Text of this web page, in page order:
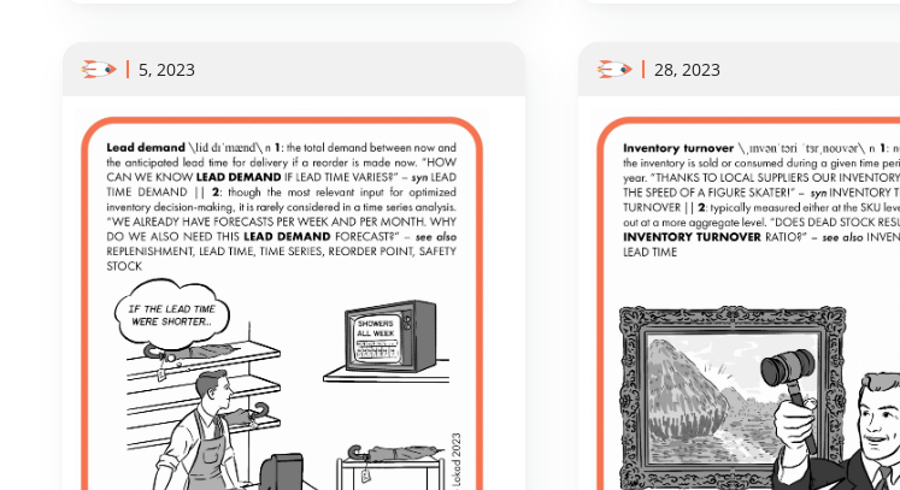
5, 2023 28, 2023